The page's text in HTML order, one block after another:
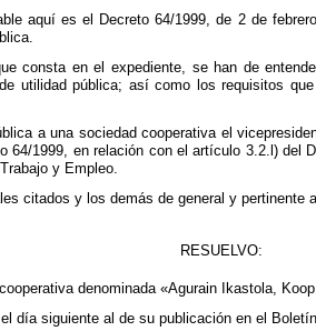
aquí es el Decreto 64/1999, de 2 de
consta en el expediente, se han de
utilidad pública; así como los requisitos
a una sociedad cooperativa el
64/1999, en relación con el artículo 3.2.l) del
y Empleo.
citados y los demás de general y pertinente
RESUELVO:
denominada «Agurain Ikastola,
día siguiente al de su publicación en el